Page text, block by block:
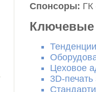
Спонсоры: ГК
Ключевые
Цеховое
3D-